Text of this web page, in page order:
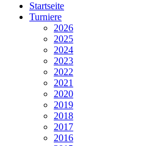
Startseite
Turniere
2026
2025
2024
2023
2022
2021
2020
2019
2018
2017
2016